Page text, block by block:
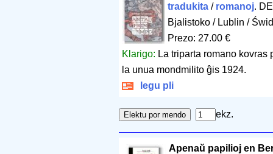
tradukita / romanoj.
Bjalistoko / Lublin /
Prezo: 27.00 €
Klarigo: La triparta romano
la unua mondmilito ĝis 1924.
legu pli
ekz.
Apenaŭ papilioj en